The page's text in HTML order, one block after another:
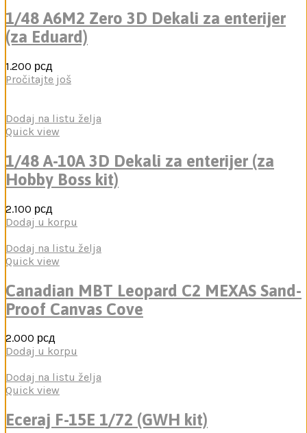
1/48 A6M2 Zero 3D Dekali za enterijer
(za Eduard)
1.200 рсд
Pročitajte još
Dodaj na listu želja
Quick view
1/48 A-10A 3D Dekali za enterijer (za
Hobby Boss kit)
2.100 рсд
Dodaj u korpu
Dodaj na listu želja
Quick view
Canadian MBT Leopard C2 MEXAS Sand-
Proof Canvas Cove
2.000 рсд
Dodaj u korpu
Dodaj na listu želja
Quick view
Eceraj F-15E 1/72 (GWH kit)